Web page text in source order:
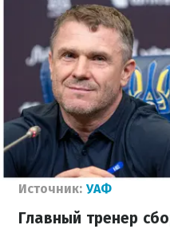
Источник: УАФ
Главный тренер